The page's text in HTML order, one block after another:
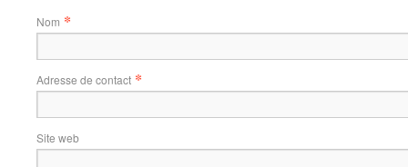
Nom *
Adresse de contact *
Site web